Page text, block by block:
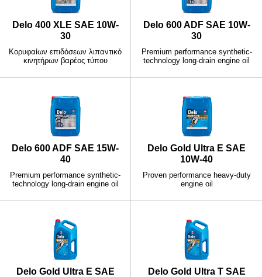
Delo 400 XLE SAE 10W-
30
Κορυφαίων επιδόσεων λιπαντικό
κινητήρων βαρέος τύπου
Delo 600 ADF SAE 10W-
30
Premium performance synthetic-
technology long-drain engine oil
Delo 600 ADF SAE 15W-
40
Premium performance synthetic-
technology long-drain engine oil
Delo Gold Ultra E SAE
10W-40
Proven performance heavy-duty
engine oil
Delo Gold Ultra E SAE
Delo Gold Ultra T SAE